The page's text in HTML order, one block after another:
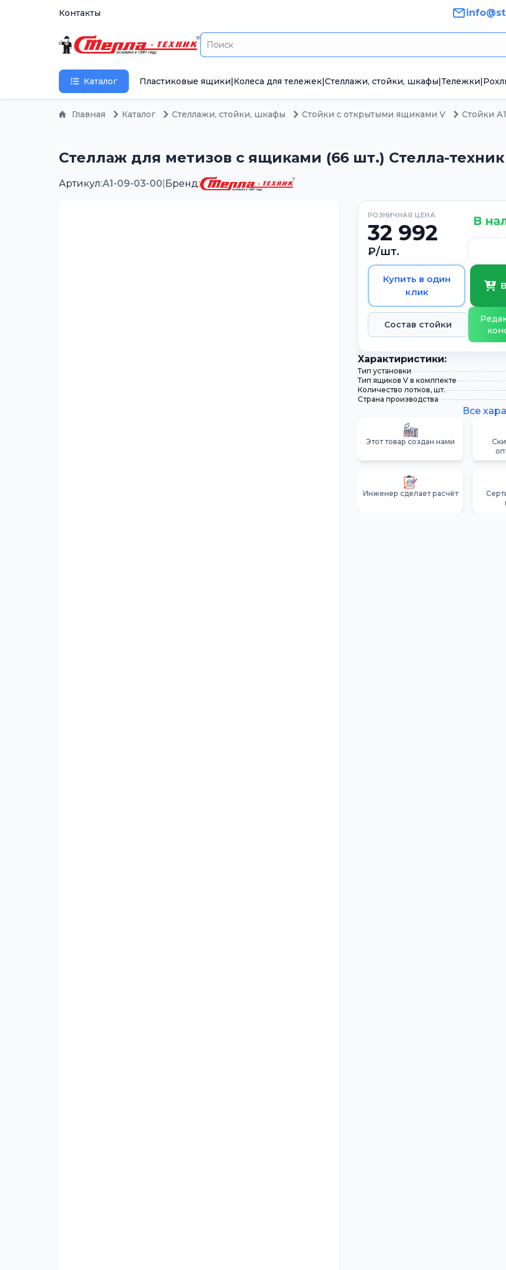
Контакты
Каталог Пластиковые ящики|Колеса для тележек|Стеллажи, стойки, шкафы|Тележки|
Главная Каталог Стеллажи, стойки, шкафы Стойки с открытыми ящиками V Стойки
Стеллаж для метизов с ящиками (66 шт.) Стелла-техник
Артикул:А1-09-03-00 Бренд:
РОЗНИЧНАЯ ЦЕНА
32 992
₽/шт.
В
Купить в один
клик
Состав стойки
Xарактиристики:
Тип установки
Тип ящиков V в комлпекте
Количество лотков, шт.
Страна производства
Все
Этот товар создан нами
Инженер сделает расчёт